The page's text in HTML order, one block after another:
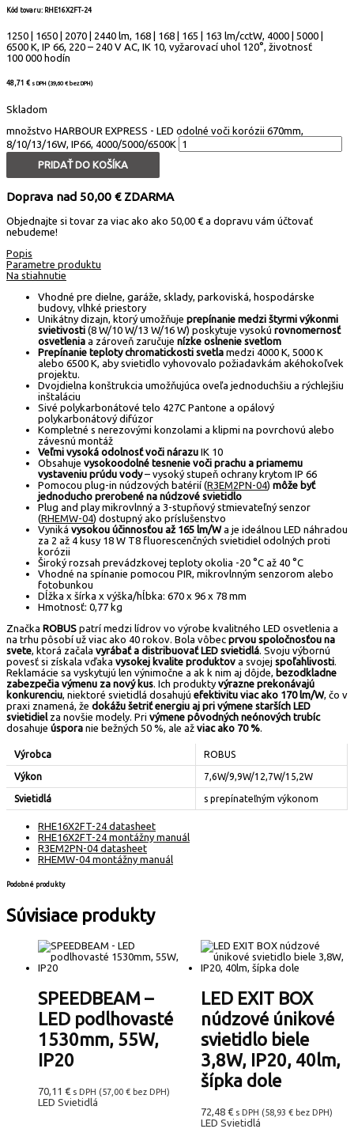
Kód tovaru: RHE16X2FT-24
1250 | 1650 | 2070 | 2440 lm, 168 | 168 | 165 | 163 lm/cctW, 4000 | 5000 |
6500 K, IP 66, 220 – 240 V AC, IK 10, vyžarovací uhol 120°, životnosť
100 000 hodín
48,71 € s DPH (39,60€ bez DPH)
Skladom
množstvo HARBOUR EXPRESS - LED odolné voči korózii 670mm,
8/10/13/16W, IP66, 4000/5000/6500K
PRIDAŤ DO KOŠÍKA
Doprava nad 50,00 € ZDARMA
Objednajte si tovar za viac ako ako 50,00 € a dopravu vám účtovať
nebudeme!
Popis
Parametre produktu
Na stiahnutie
Vhodné pre dielne, garáže, sklady, parkoviská, hospodárske
budovy, vlhké priestory
Unikátny dizajn, ktorý umožňuje prepínanie medzi štyrmi výkonmi
svietivosti (8 W/10 W/13 W/16 W) poskytuje vysokú rovnomernosť
osvetlenia a zároveň zaručuje nízke oslnenie svetlom
Prepínanie teploty chromatickosti svetla medzi 4000 K, 5000 K
alebo 6500 K, aby svietidlo vyhovovalo požiadavkám akéhokoľvek
projektu.
Dvojdielna konštrukcia umožňujúca oveľa jednoduchšiu a rýchlejšiu
inštaláciu
Sivé polykarbonátové telo 427C Pantone a opálový
polykarbonátový difúzor
Kompletné s nerezovými konzolami a klipmi na povrchovú alebo
závesnú montáž
Veľmi vysoká odolnosť voči nárazu IK 10
Obsahuje vysokoodolné tesnenie voči prachu a priamemu
vystaveniu prúdu vody– vysoký stupeň ochrany krytom IP 66
Pomocou plug-in núdzových batérií (R3EM2PN-04) môže byť
jednoducho prerobené na núdzové svietidlo
Plug and play mikrovlnný a 3-stupňový stmievateľný senzor
(RHEMW-04) dostupný ako príslušenstvo
Vyniká vysokou účinnosťou až 165 lm/Wa je ideálnou LED náhradou
za 2 až 4 kusy 18 W T8 fluorescenčných svietidiel odolných proti
korózii
Široký rozsah prevádzkovej teploty okolia -20 °C až 40 °C
Vhodné na spínanie pomocou PIR, mikrovlnným senzorom alebo
fotobunkou
Dĺžka x šírka x výška/hĺbka: 670 x 96 x 78 mm
Hmotnosť: 0,77 kg
Značka ROBUS patrí medzi lídrov vo výrobe kvalitného LED osvetlenia a
na trhu pôsobí už viac ako 40 rokov. Bola vôbec prvou spoločnosťou na
svete, ktorá začala vyrábať a distribuovať LED svietidlá. Svoju výbornú
povesť si získala vďaka vysokej kvalite produktov a svojej spoľahlivosti.
Reklamácie sa vyskytujú len výnimočne a ak k nim aj dôjde, bezodkladne
zabezpečia výmenu za nový kus. Ich produkty výrazne prekonávajú
konkurenciu, niektoré svietidlá dosahujú efektivitu viac ako 170 lm/W, čo v
praxi znamená, že dokážu šetriť energiu aj pri výmene starších LED
svietidielza novšie modely. Pri výmene pôvodných neónových trubíc
dosahuje úspora nie bežných 50 %, ale až viac ako 70 %.
Výrobca ROBUS
Výkon 7,6W/9,9W/12,7W/15,2W
Svietidlá s prepínateľným výkonom
RHE16X2FT-24 datasheet
RHE16X2FT-24 montážny manuál
R3EM2PN-04 datasheet
RHEMW-04 montážny manuál
Podobné produkty
Súvisiace produkty
SPEEDBEAM –
LED podlhovasté
1530mm, 55W,
IP20
70,11 € s DPH (57,00 € bez DPH)
LED Svietidlá
LED EXIT BOX
núdzové únikové
svietidlo biele
3,8W, IP20, 40lm,
šípka dole
72,48 € s DPH (58,93 € bez DPH)
LED Svietidlá